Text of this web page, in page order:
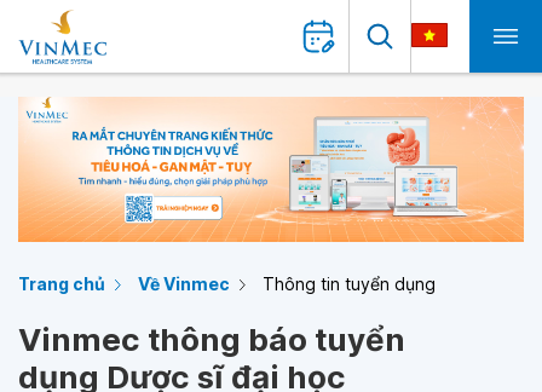
Trang chủ Về Vinmec Thông tin tuyển dụng
Vinmec thông báo tuyển
dụng Dược sĩ đại học